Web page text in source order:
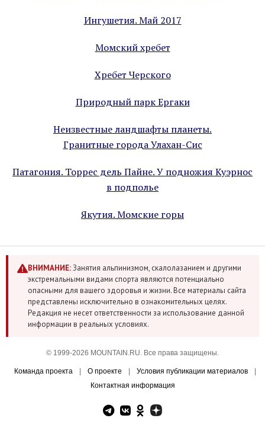
Ингушетия. Май 2017
Момский хребет
Хребет Черского
Природный парк Ергаки
Неизвестные ландшафты планеты.
Гранитные города Улахан-Сис
Патагония. Торрес дель Пайне. У подножия Куэрнос
в подполье
Якутия. Момские горы
ВНИМАНИЕ:Занятия альпинизмом, скалолазанием и другими
экстремальными видами спорта являются потенциально
опасными для вашего здоровья и жизни. Все материалы сайта
представлены исключительно в ознакомительных целях.
Редакция не несет ответственности за использование данной
информации в реальных условиях.
© 1999-2026 MOUNTAIN.RU. Все права защищены.
Команда проекта О проекте Условия публикации материалов
Контактная информация